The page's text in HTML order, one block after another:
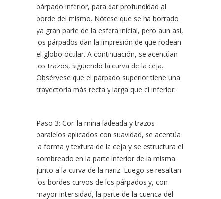
párpado inferior, para dar profundidad al
borde del mismo. Nótese que se ha borrado
ya gran parte de la esfera inicial, pero aun así,
los párpados dan la impresión de que rodean
el globo ocular. A continuación, se acentúan
los trazos, siguiendo la curva de la ceja.
Obsérvese que el párpado superior tiene una
trayectoria más recta y larga que el inferior.
Paso 3: Con la mina ladeada y trazos
paralelos aplicados con suavidad, se acentúa
la forma y textura de la ceja y se estructura el
sombreado en la parte inferior de la misma
junto a la curva de la nariz. Luego se resaltan
los bordes curvos de los párpados y, con
mayor intensidad, la parte de la cuenca del